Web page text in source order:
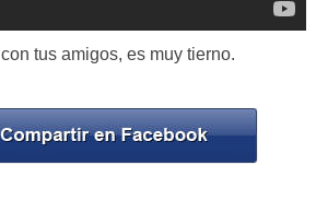
tus amigos, es muy tierno.